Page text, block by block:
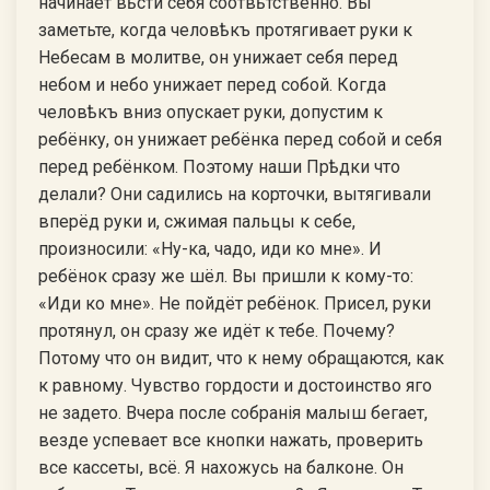
заметьте, когда человѣкъ протягивает руки к
Небесам в молитве, он унижает себя перед
небом и небо унижает перед собой. Когда
человѣкъ вниз опускает руки, допустим к
ребёнку, он унижает ребёнка перед собой и себя
перед ребёнком. Поэтому наши Прѣдки что
делали? Они садились на корточки, вытягивали
вперёд руки и, сжимая пальцы к себе,
произносили: «Ну-ка, чадо, иди ко мне». И
ребёнок сразу же шёл. Вы пришли к кому-то:
«Иди ко мне». Не пойдёт ребёнок. Присел, руки
протянул, он сразу же идёт к тебе. Почему?
Потому что он видит, что к нему обращаются, как
к равному. Чувство гордости и достоинство яго
не задето. Вчера после собранiя малыш бегает,
везде успевает все кнопки нажать, проверить
все кассеты, всё. Я нахожусь на балконе. Он